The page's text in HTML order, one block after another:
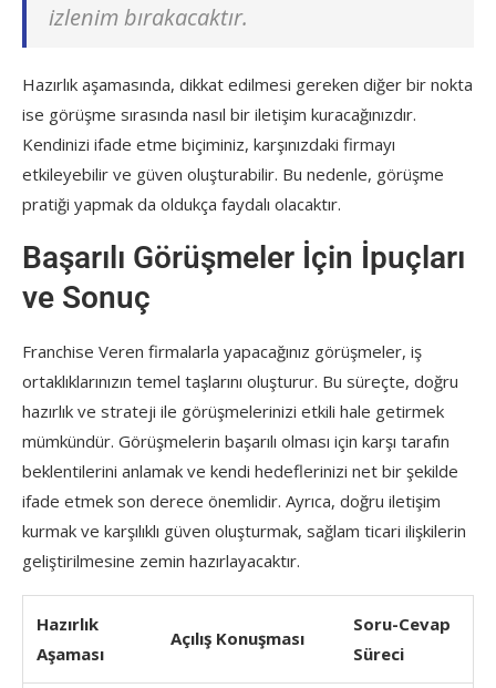
izlenim bırakacaktır.
Hazırlık aşamasında, dikkat edilmesi gereken diğer bir nokta
ise görüşme sırasında nasıl bir iletişim kuracağınızdır.
Kendinizi ifade etme biçiminiz, karşınızdaki firmayı
etkileyebilir ve güven oluşturabilir. Bu nedenle, görüşme
pratiği yapmak da oldukça faydalı olacaktır.
Başarılı Görüşmeler İçin İpuçları
ve Sonuç
Franchise Veren firmalarla yapacağınız görüşmeler, iş
ortaklıklarınızın temel taşlarını oluşturur. Bu süreçte, doğru
hazırlık ve strateji ile görüşmelerinizi etkili hale getirmek
mümkündür. Görüşmelerin başarılı olması için karşı tarafın
beklentilerini anlamak ve kendi hedeflerinizi net bir şekilde
ifade etmek son derece önemlidir. Ayrıca, doğru iletişim
kurmak ve karşılıklı güven oluşturmak, sağlam ticari ilişkilerin
geliştirilmesine zemin hazırlayacaktır.
Hazırlık
Aşaması
Açılış Konuşması
Soru-Cevap
Süreci